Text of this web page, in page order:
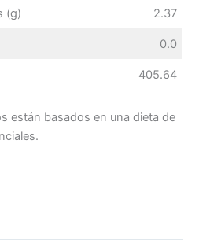
(g) 2.37
0.0
405.64
están basados en una dieta de